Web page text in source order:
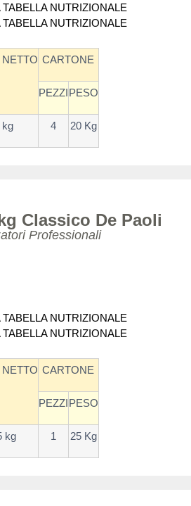
CARTONE
PEZZIPESO
kg 4 20 Kg
NUTRIZIONALE
NUTRIZIONALE
Classico De Paoli
Professionali
CARTONE
PEZZIPESO
kg 1 25 Kg
NUTRIZIONALE
NUTRIZIONALE